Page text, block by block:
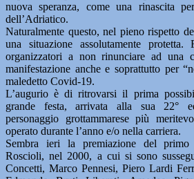
nuova speranza, come una rinascita
dell’Adriatico.
Naturalmente questo, nel pieno rispetto
una situazione assolutamente
organizzatori a non rinunciare ad una
manifestazione anche e soprattutto per
maledetto Covid-19.
L’augurio è di ritrovarsi il prima
grande festa, arrivata alla sua 22°
personaggio grottammarese più
operato durante l’anno e/o nella carriera.
Sembra ieri la premiazione del
Roscioli, nel 2000, a cui si sono
Concetti, Marco Pennesi, Piero Lardi